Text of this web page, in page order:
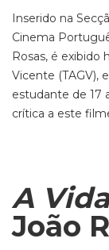
Inserido na
Cinema
Rosas, é exibido
Vicente (TAGV),
estudante de 17
crítica a este
A
João